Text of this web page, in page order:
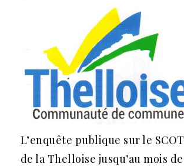
L’enquête publique sur le SCOT
de la Thelloise jusqu’au mois de